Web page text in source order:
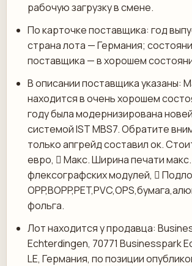
рабочую загрузку в смене.
По карточке поставщика: год
страна лота — Германия;
поставщика — в хорошем
В описании поставщика указаны:
находится в очень хорошем
году была модернизирована
системой IST MBS7. Обратите
только апгрейд составил ок.
евро,  Макс. Ширина печати
флексографских модулей, 
фольга.
Лот находится у продавца:
Echterdingen, 70771 Businesspark
LE, Германия, по позиции